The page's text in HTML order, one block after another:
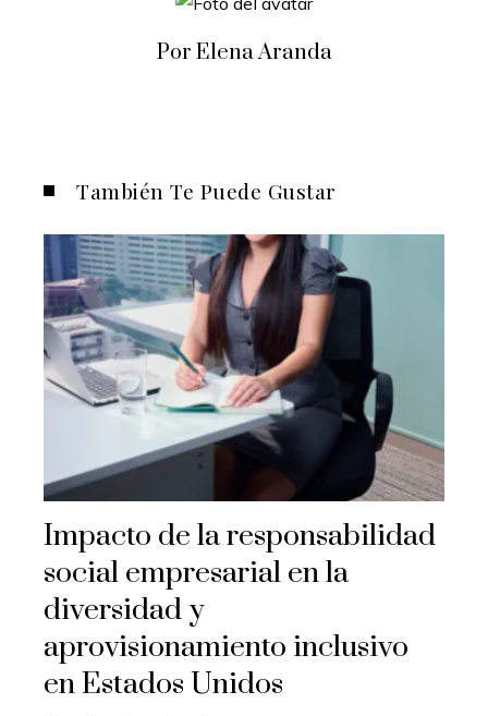
Por Elena Aranda
También Te Puede Gustar
Impacto de la responsabilidad
social empresarial en la
diversidad y
aprovisionamiento inclusivo
en Estados Unidos